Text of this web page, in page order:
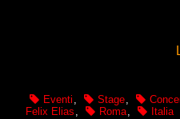
Eventi , Stage,
Felix Elias , Roma, Italia